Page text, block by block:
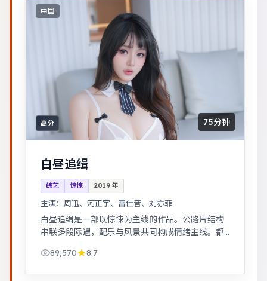
中国
高分 75分钟
白昼追缉
综艺 惊悚 2019 年
主演： 周迅、河正宇、雷佳音、刘亦菲
白昼追缉是一部以惊悚为主线的作品。公路片结构
串联多段际遇，配乐与风景共同构成情绪主线。都
故事。
89,570 8.7